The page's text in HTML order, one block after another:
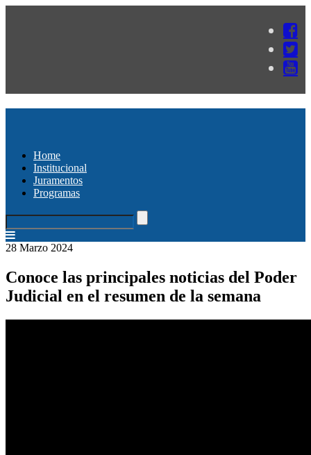
Home
Institucional
Juramentos
Programas
28 Marzo 2024
Conoce las principales noticias del Poder
Judicial en el resumen de la semana